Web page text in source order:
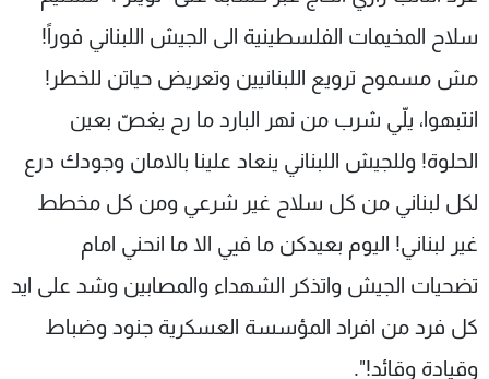
سلاح المخيمات الفلسطينية الى الجيش اللبناني فوراً!
مش مسموح ترويع اللبنانيين وتعريض حياتن للخطر!
انتبهوا، يلّي شرب من نهر البارد ما رح يغصّ بعين
الحلوة! وللجيش اللبناني ينعاد علينا بالامان وجودك درع
لكل لبناني من كل سلاح غير شرعي ومن كل مخطط
غير لبناني! اليوم بعيدكن ما فيي الا ما انحني امام
تضحيات الجيش واتذكر الشهداء والمصابين وشد على ايد
كل فرد من افراد المؤسسة العسكرية جنود وضباط
وقيادة وقائد!".
شاهد البرامج
الترددات
عن MTV
لاعلاناتكم
وظائف
شروط الإسـتخدام
سياسة الخصوصية